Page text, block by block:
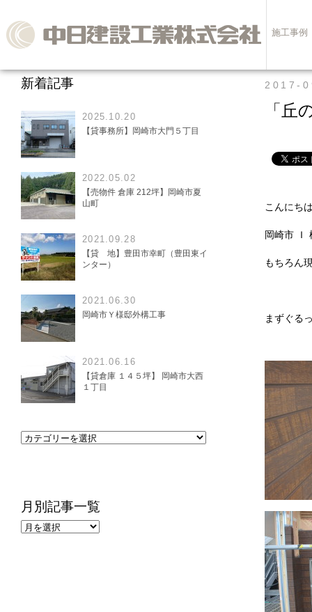
2017-
「
こんにち
岡崎市 Ｉ
もちろん
まずぐる
新着記事
2025.10.20
【貸事務所】岡崎市大門５丁目
2022.05.02
【売物件 倉庫 212坪】岡崎市夏
山町
2021.09.28
【貸 地】豊田市幸町（豊田東イ
ンター）
2021.06.30
岡崎市Ｙ様邸外構工事
2021.06.16
【貸倉庫 １４５坪】 岡崎市大西
１丁目
月別記事一覧
施工事例